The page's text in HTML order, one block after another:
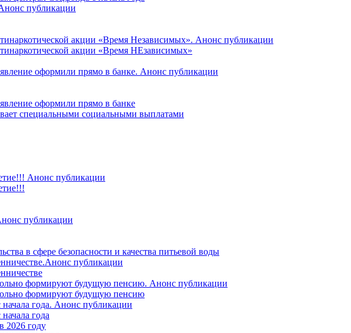
публикации
акции «Время Независимых». Анонс публикации
акции «Время НЕзависимых»
оформили прямо в банке. Анонс публикации
оформили прямо в банке
специальными социальными выплатами
Анонс публикации
публикации
в сфере безопасности и качества питьевой воды
публикации
формируют будущую пенсию. Анонс публикации
формируют будущую пенсию
начала года. Анонс публикации
года
2026 году